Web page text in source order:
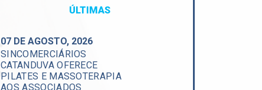
ÚLTIMAS
07 DE AGOSTO, 2026
SINCOMERCIÁRIOS
CATANDUVA OFERECE
PILATES E MASSOTERAPIA
AOS ASSOCIADOS